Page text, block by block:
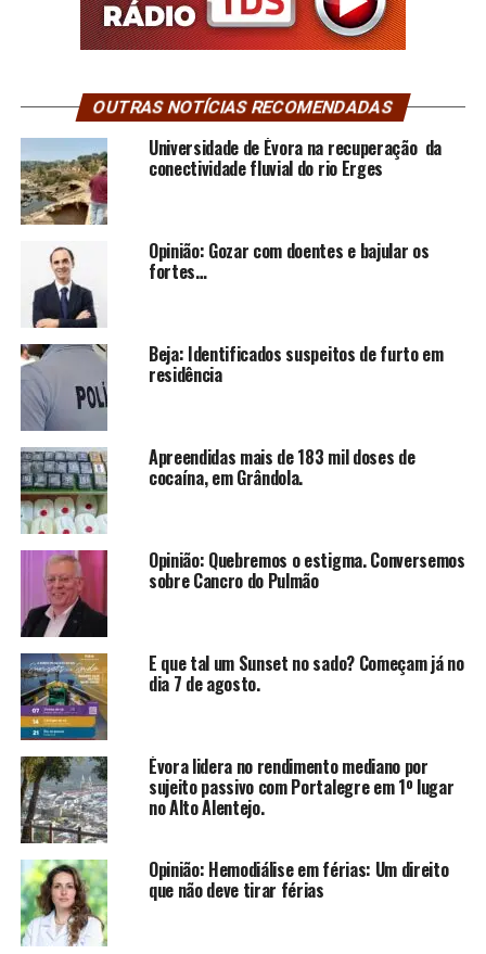
OUTRAS NOTÍCIAS RECOMENDADAS
Universidade de Évora na recuperação da
conectividade fluvial do rio Erges
Opinião: Gozar com doentes e bajular os
fortes…
Beja: Identificados suspeitos de furto em
residência
Apreendidas mais de 183 mil doses de
cocaína, em Grândola.
Opinião: Quebremos o estigma. Conversemos
sobre Cancro do Pulmão
E que tal um Sunset no sado? Começam já no
dia 7 de agosto.
Évora lidera no rendimento mediano por
sujeito passivo com Portalegre em 1º lugar
no Alto Alentejo.
Opinião: Hemodiálise em férias: Um direito
que não deve tirar férias